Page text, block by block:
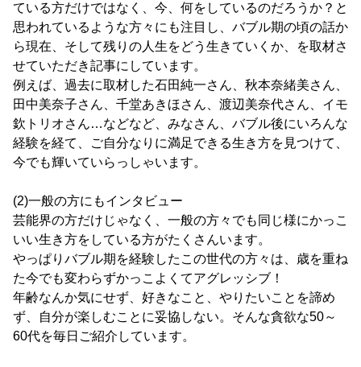
ている方だけではなく、今、何をしているのだろうか？と
思われているような方々にも注目し、バブル期の頃の話か
ら現在、そして残りの人生をどう生きていくか、を取材さ
せていただき記事にしています。
例えば、過去に取材した石田純一さん、秋本奈緒美さん、
田中美奈子さん、千堂あきほさん、渡辺美奈代さん、イモ
欽トリオさん…などなど、みなさん、バブル後にいろんな
経験を経て、ご自分なりに満足できる生き方を見つけて、
今でも輝いていらっしゃいます。
(2)一般の方にもインタビュー
芸能界の方だけじゃなく、一般の方々でも同じ様にかっこ
いい生き方をしている方がたくさんいます。
やっぱりバブル期を経験したこの世代の方々は、歳を重ね
た今でも変わらずかっこよくてアグレッシブ！
年齢なんか気にせず、好きなこと、やりたいことを諦め
ず、自分が楽しむことに妥協しない。そんな貪欲な50～
60代を毎日ご紹介しています。